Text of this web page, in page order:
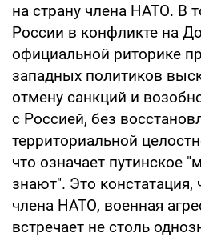
на страну члена НАТО. В
России в конфликте на
официальной риторике
западных политиков
отмену санкций и
с Россией, без
территориальной
что означает путинское
знают". Это
члена НАТО, военная
встречает не столь